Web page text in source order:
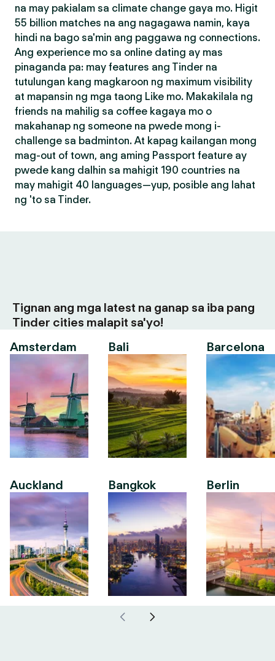
na may pakialam sa climate change gaya mo. Higit
55 billion matches na ang nagagawa namin, kaya
hindi na bago sa'min ang paggawa ng connections.
Ang experience mo sa online dating ay mas
pinaganda pa: may features ang Tinder na
tutulungan kang magkaroon ng maximum visibility
at mapansin ng mga taong Like mo. Makakilala ng
friends na mahilig sa coffee kagaya mo o
makahanap ng someone na pwede mong i-
challenge sa badminton. At kapag kailangan mong
mag-out of town, ang aming Passport feature ay
pwede kang dalhin sa mahigit 190 countries na
may mahigit 40 languages—yup, posible ang lahat
ng 'to sa Tinder.
Tignan ang mga latest na ganap sa iba pang
Tinder cities malapit sa'yo!
Amsterdam
Auckland
Bali
Bangkok
Barcelona
Berlin